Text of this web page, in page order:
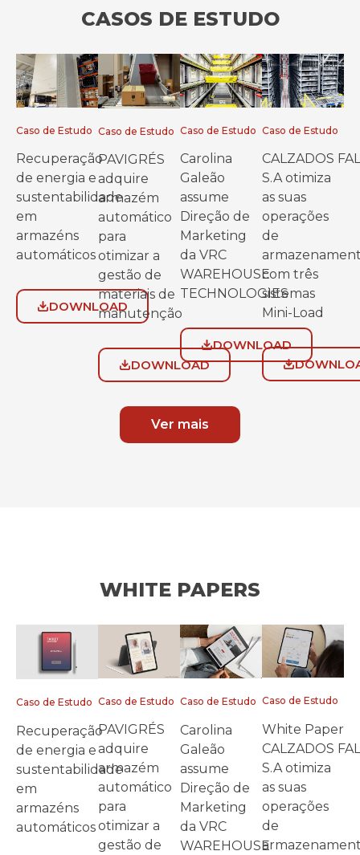
CASOS DE ESTUDO
Caso de Estudo
Recuperação
de energia e
sustentabilidade
em
armazéns
automáticos
DOWNLOAD
Caso de Estudo
PAVIGRÉS
adquire
armazém
automático
para
otimizar a
gestão de
materiais de
manutenção
DOWNLOAD
Caso de Estudo
Carolina
Galeão
assume
Direção de
Marketing
da VRC
WAREHOUSE
TECHNOLOGIES
DOWNLOAD
Caso de Estudo
CALZADOS FAL
S.A otimiza
as suas
operações
de
com três
sistemas
Mini-Load
Ver mais
WHITE PAPERS
Caso de Estudo
Recuperação
de energia e
sustentabilidade
em
armazéns
automáticos
Caso de Estudo
PAVIGRÉS
adquire
armazém
automático
para
otimizar a
gestão de
Caso de Estudo
Carolina
Galeão
assume
Direção de
Marketing
da VRC
WAREHOUSE
Caso de Estudo
White Paper
CALZADOS FAL
S.A otimiza
as suas
operações
de